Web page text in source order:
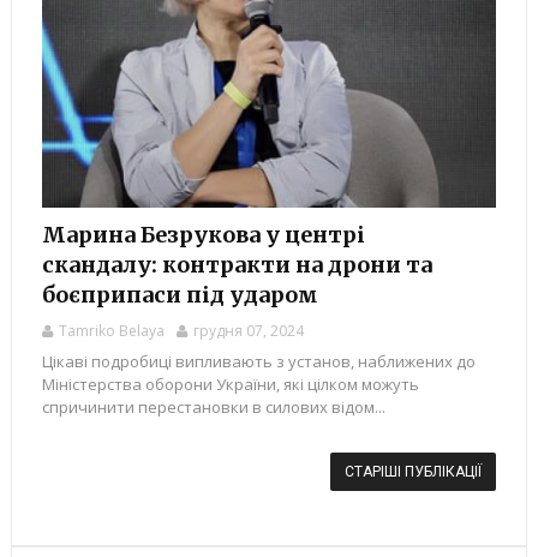
Марина Безрукова у центрі
скандалу: контракти на дрони та
боєприпаси під ударом
Tamriko Belaya грудня 07, 2024
Цікаві подробиці випливають з установ, наближених до
Міністерства оборони України, які цілком можуть
спричинити перестановки в силових відом...
СТАРІШІ ПУБЛІКАЦІЇ